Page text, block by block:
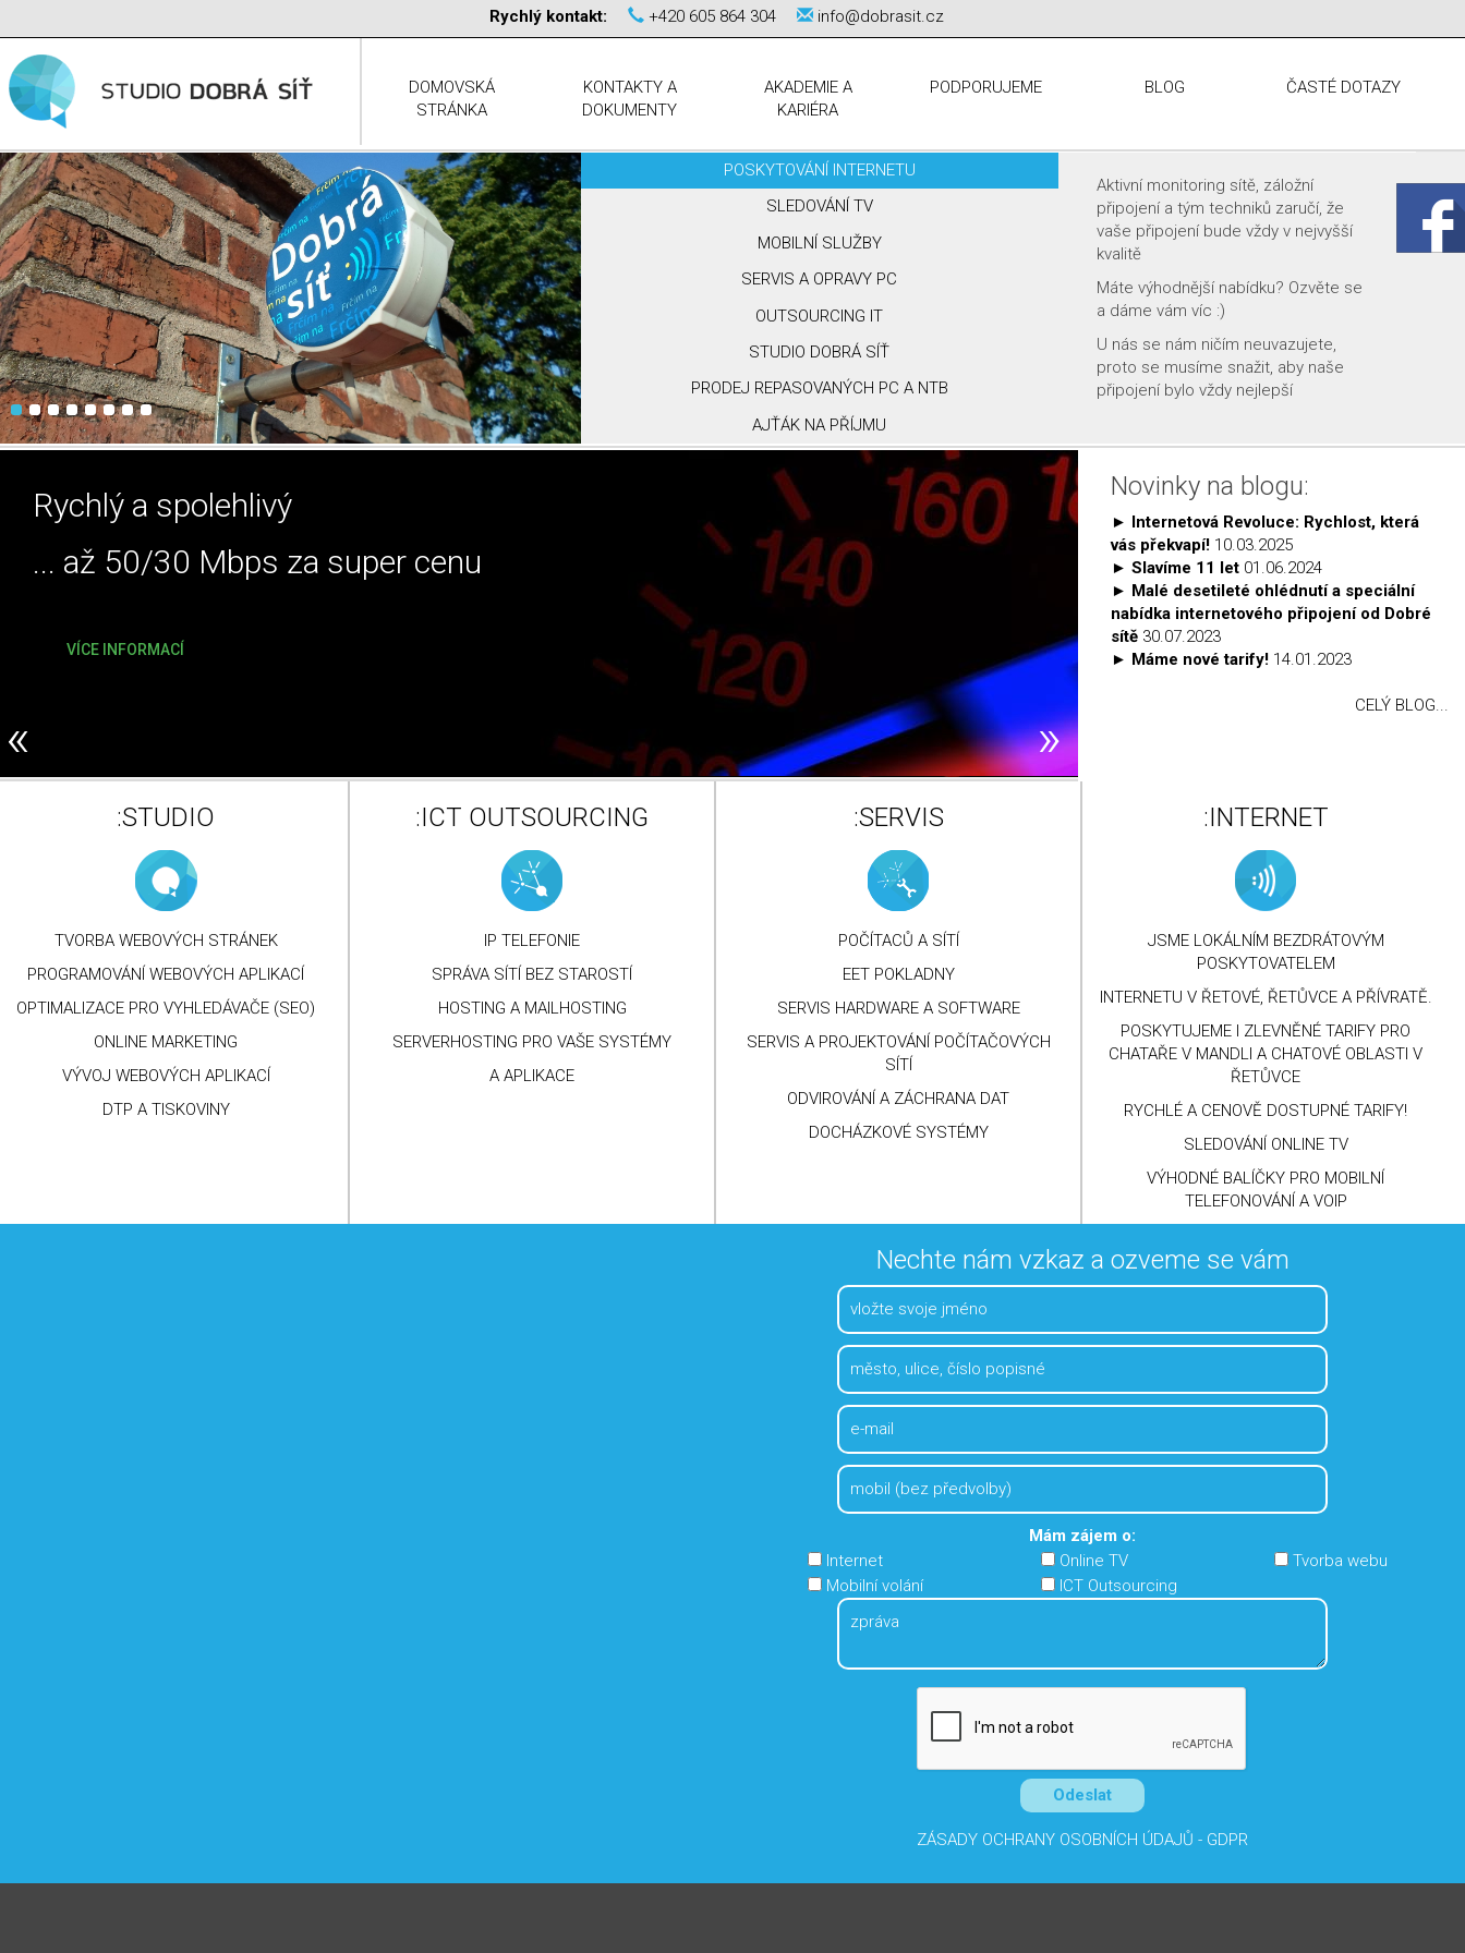
Rychlý kontakt: +420 605 864 304 info@dobrasit.cz
DOMOVSKÁ
STRÁNKA
KONTAKTY A
DOKUMENTY
AKADEMIE A
KARIÉRA
PODPORUJEME BLOG ČASTÉ DOTAZY
POSKYTOVÁNÍ INTERNETU
SLEDOVÁNÍ TV
MOBILNÍ SLUŽBY
SERVIS A OPRAVY PC
OUTSOURCING IT
STUDIO DOBRÁ SÍŤ
PRODEJ REPASOVANÝCH PC A NTB
AJŤÁK NA PŘÍJMU
Více než 100 TV kanálů možnost
zakoupit k vašemu tarifu internetu za
velmi výhodnou cenu. Možnost
připojení vaší vlastní SMART TV nebo
klasické TV pomocí našeho set-top-
boxu. Prémiové sportovní,
dokumentární ale i relaxační kanály.
Možnost zpětného sledování až 7 dní
zpět a automatického nahrávání filmů
a seriálů.
« »
Rychlý a spolehlivý
... až 50/30 Mbps za super cenu
Novinky na blogu:
►Internetová Revoluce: Rychlost, která
vás překvapí!10.03.2025
► Slavíme 11 let01.06.2024
►Malé desetileté ohlédnutí a speciální
nabídka internetového připojení od Dobré
sítě30.07.2023
:STUDIO
TVORBA WEBOVÝCH STRÁNEK
PROGRAMOVÁNÍ WEBOVÝCH APLIKACÍ
OPTIMALIZACE PRO VYHLEDÁVAČE (SEO)
ONLINE MARKETING
VÝVOJ WEBOVÝCH APLIKACÍ
:ICT OUTSOURCING
IP TELEFONIE
SPRÁVA SÍTÍ BEZ STAROSTÍ
HOSTING A MAILHOSTING
SERVERHOSTING PRO VAŠE SYSTÉMY
:SERVIS
POČÍTACŮ A SÍTÍ
EET POKLADNY
SERVIS HARDWARE A SOFTWARE
SERVIS A PROJEKTOVÁNÍ POČÍTAČOVÝCH
SÍTÍ
ODVIROVÁNÍ A ZÁCHRANA DAT
:INTERNET
JSME LOKÁLNÍM BEZDRÁTOVÝM
POSKYTOVATELEM
INTERNETU V ŘETOVÉ, ŘETŮVCE A PŘÍVRATĚ.
POSKYTUJEME I ZLEVNĚNÉ TARIFY PRO
CHATAŘE V MANDLI A CHATOVÉ OBLASTI V
ŘETŮVCE
RYCHLÉ A CENOVĚ DOSTUPNÉ TARIFY!
SLEDOVÁNÍ ONLINE TV
VÝHODNÉ BALÍČKY PRO MOBILNÍ
TELEFONOVÁNÍ A VOIP
Nechte nám vzkaz a ozveme se vám
Mám zájem o:
Internet
Mobilní volání
Online TV